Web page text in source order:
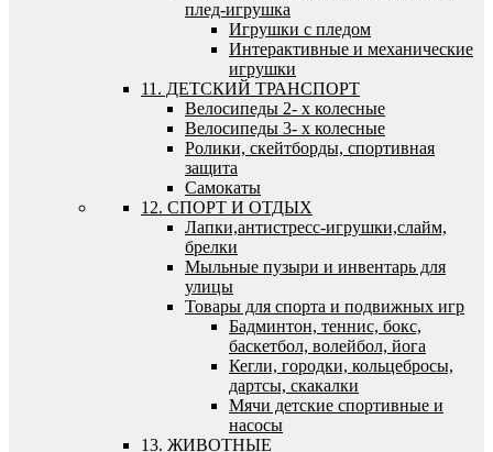
плед-игрушка
Игрушки с пледом
Интерактивные и механические
игрушки
11. ДЕТСКИЙ ТРАНСПОРТ
Велосипеды 2- х колесные
Велосипеды 3- х колесные
Ролики, скейтборды, спортивная
защита
Самокаты
12. СПОРТ И ОТДЫХ
Лапки,антистресс-игрушки,слайм,
брелки
Мыльные пузыри и инвентарь для
улицы
Товары для спорта и подвижных игр
Бадминтон, теннис, бокс,
баскетбол, волейбол, йога
Кегли, городки, кольцебросы,
дартсы, скакалки
Мячи детские спортивные и
насосы
13. ЖИВОТНЫЕ